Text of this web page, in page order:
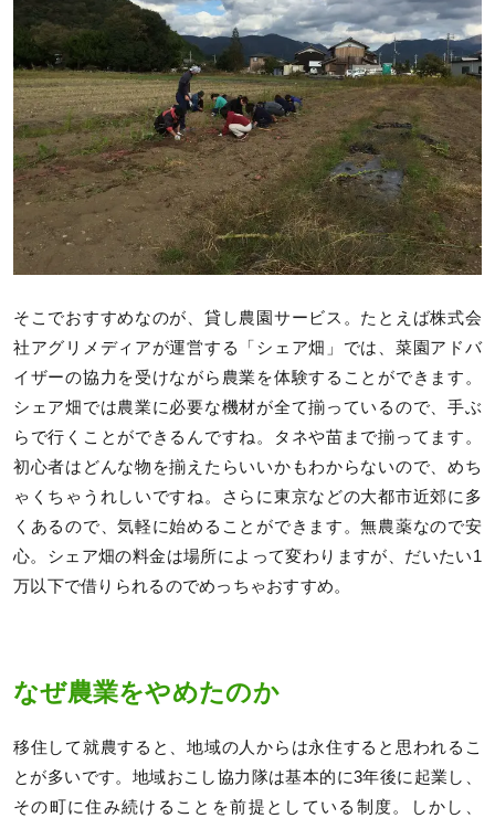
そこでおすすめなのが、貸し農園サービス。たとえば株式会
社アグリメディアが運営する「シェア畑」では、菜園アドバ
イザーの協力を受けながら農業を体験することができます。
シェア畑では農業に必要な機材が全て揃っているので、手ぶ
らで行くことができるんですね。タネや苗まで揃ってます。
初心者はどんな物を揃えたらいいかもわからないので、めち
ゃくちゃうれしいですね。さらに東京などの大都市近郊に多
くあるので、気軽に始めることができます。無農薬なので安
心。シェア畑の料金は場所によって変わりますが、だいたい1
万以下で借りられるのでめっちゃおすすめ。
なぜ農業をやめたのか
移住して就農すると、地域の人からは永住すると思われるこ
とが多いです。地域おこし協力隊は基本的に3年後に起業し、
その町に住み続けることを前提としている制度。しかし、